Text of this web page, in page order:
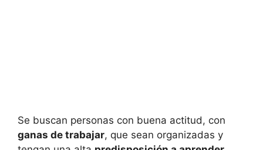
Se buscan personas con buena actitud, con
ganas de trabajar, que sean organizadas y